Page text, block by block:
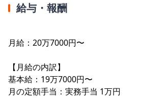
給与・報酬
月給：20万7000円〜
【月給の内訳】
基本給：19万7000円〜
月の定額手当：実務手当 1万円